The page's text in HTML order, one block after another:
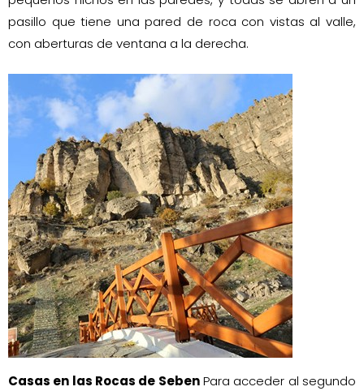
pasillo que tiene una pared de roca con vistas al valle,
con aberturas de ventana a la derecha.
Casas en las Rocas de SebenPara acceder al segundo